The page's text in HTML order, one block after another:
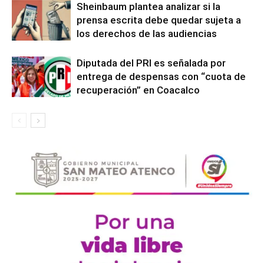
Sheinbaum plantea analizar si la
prensa escrita debe quedar sujeta a
los derechos de las audiencias
Diputada del PRI es señalada por
entrega de despensas con “cuota de
recuperación” en Coacalco